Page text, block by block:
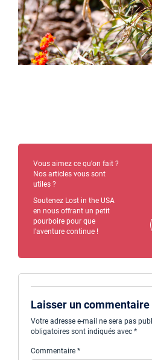
Vous aimez ce qu'on fait ?
Nos articles vous sont
utiles ?
Soutenez Lost in the USA
en nous offrant un petit
pourboire pour que
l'aventure continue !
Laisser un commentaire
Votre adresse e-mail ne sera pas
obligatoires sont indiqués avec *
Commentaire *